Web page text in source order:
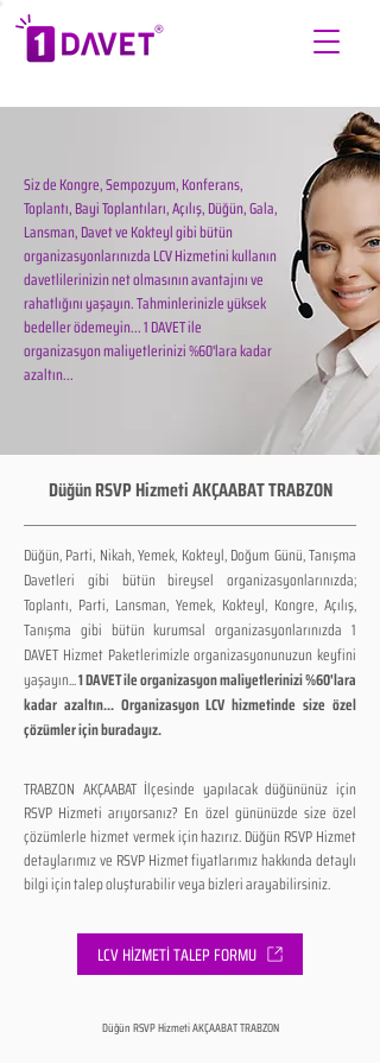
Siz de Kongre, Sempozyum, Konferans,
Toplantı, Bayi Toplantıları, Açılış, Düğün, Gala,
Lansman, Davet ve Kokteyl gibi bütün
organizasyonlarınızda LCV Hizmetini kullanın
davetlilerinizin net olmasının avantajını ve
rahatlığını yaşayın. Tahminlerinizle yüksek
bedeller ödemeyin... 1 DAVET ile
organizasyon maliyetlerinizi %60'lara kadar
azaltın...
Düğün RSVP Hizmeti AKÇAABAT TRABZON
Düğün, Parti, Nikah, Yemek, Kokteyl, Doğum Günü, Tanışma
Davetleri gibi bütün bireysel organizasyonlarınızda;
Toplantı, Parti, Lansman, Yemek, Kokteyl, Kongre, Açılış,
Tanışma gibi bütün kurumsal organizasyonlarınızda 1
DAVET Hizmet Paketlerimizle organizasyonunuzun keyfini
yaşayın...1 DAVET ile organizasyon maliyetlerinizi %60'lara
kadar azaltın... Organizasyon LCV hizmetinde size özel
çözümler için buradayız.
TRABZON AKÇAABAT İlçesinde yapılacak düğününüz için
RSVP Hizmeti arıyorsanız? En özel gününüzde size özel
çözümlerle hizmet vermek için hazırız. Düğün RSVP Hizmet
detaylarımız ve RSVP Hizmet fiyatlarımız hakkında detaylı
bilgi için talep oluşturabilir veya bizleri arayabilirsiniz.
LCV HİZMETİ TALEP FORMU
Düğün RSVP Hizmeti AKÇAABAT TRABZON